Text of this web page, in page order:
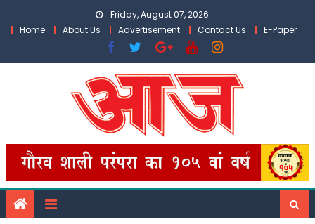
Friday, August 07, 2026
Home
About Us Advertisement Contact Us E-Paper